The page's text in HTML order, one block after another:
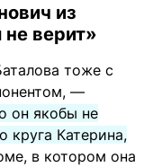
из
верит»
тоже с
—
он якобы не
круга Катерина,
в котором она